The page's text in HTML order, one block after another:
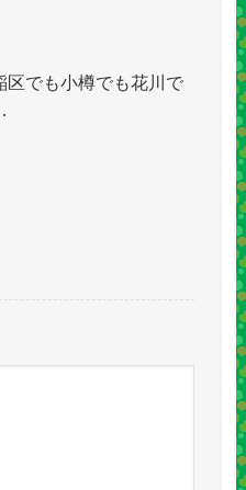
区でも小樽でも花川で